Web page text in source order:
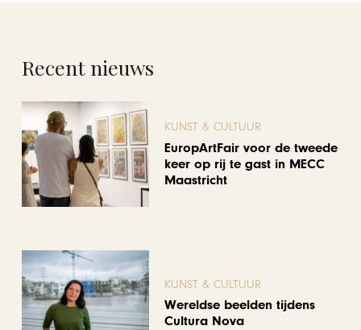
Recent nieuws
KUNST & CULTUUR
EuropArtFair voor de tweede
keer op rij te gast in MECC
Maastricht
KUNST & CULTUUR
Wereldse beelden tijdens
Cultura Nova